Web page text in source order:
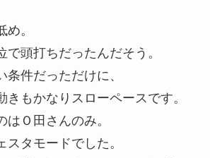
。
で頭打ちだったんだそう。
件だっただけに、
きもかなりスローペースです。
Ｏ田さんのみ。
タモードでした。